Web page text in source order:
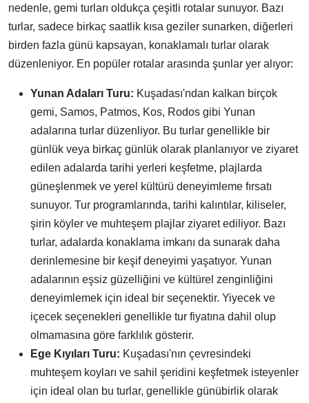
nedenle, gemi turları oldukça çeşitli rotalar sunuyor. Bazı
turlar, sadece birkaç saatlik kısa geziler sunarken, diğerleri
birden fazla günü kapsayan, konaklamalı turlar olarak
düzenleniyor. En popüler rotalar arasında şunlar yer alıyor:
Yunan Adaları Turu: Kuşadası'ndan kalkan birçok
gemi, Samos, Patmos, Kos, Rodos gibi Yunan
adalarına turlar düzenliyor. Bu turlar genellikle bir
günlük veya birkaç günlük olarak planlanıyor ve ziyaret
edilen adalarda tarihi yerleri keşfetme, plajlarda
güneşlenmek ve yerel kültürü deneyimleme fırsatı
sunuyor. Tur programlarında, tarihi kalıntılar, kiliseler,
şirin köyler ve muhteşem plajlar ziyaret ediliyor. Bazı
turlar, adalarda konaklama imkanı da sunarak daha
derinlemesine bir keşif deneyimi yaşatıyor. Yunan
adalarının eşsiz güzelliğini ve kültürel zenginliğini
deneyimlemek için ideal bir seçenektir. Yiyecek ve
içecek seçenekleri genellikle tur fiyatına dahil olup
olmamasına göre farklılık gösterir.
Ege Kıyıları Turu: Kuşadası'nın çevresindeki
muhteşem koyları ve sahil şeridini keşfetmek isteyenler
için ideal olan bu turlar, genellikle günübirlik olarak